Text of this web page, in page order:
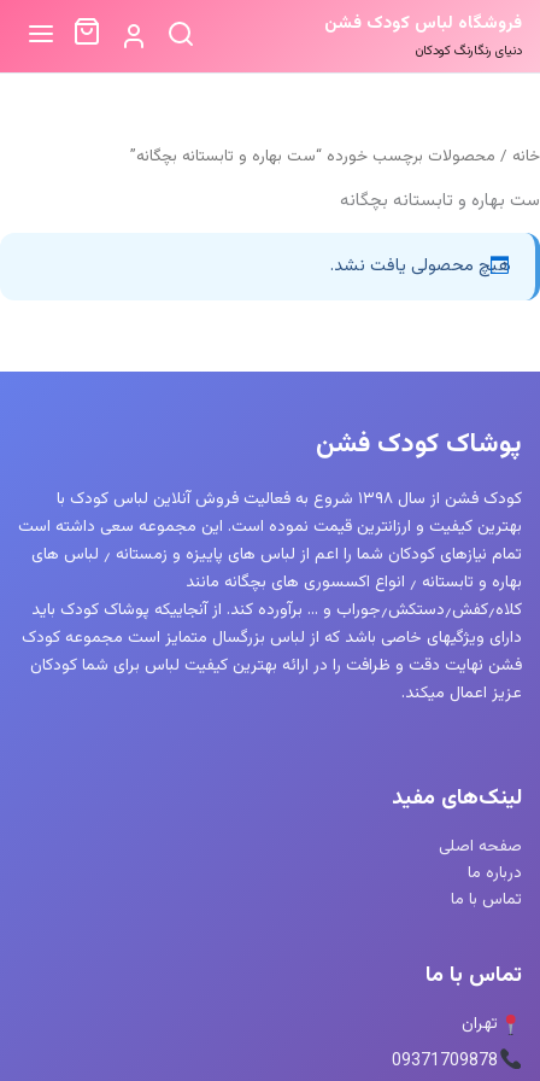
فروشگاه لباس کودک فشن
دنیای رنگارنگ کودکان
خانه / محصولات برچسب خورده “ست بهاره و تابستانه بچگانه”
ست بهاره و تابستانه بچگانه
هیچ محصولی یافت نشد.
پوشاک کودک فشن
کودک فشن از سال ۱۳۹۸ شروع به فعالیت فروش آنلاین لباس کودک با
بهترین کیفیت و ارزانترین قیمت نموده است. این مجموعه سعی داشته است
تمام نیازهای کودکان شما را اعم از لباس های پاییزه و زمستانه ٫ لباس های
بهاره و تابستانه ٫ انواع اکسسوری های بچگانه مانند
کلاه٫کفش٫دستکش٫جوراب و … برآورده کند. از آنجاییکه پوشاک کودک باید
دارای ویژگیهای خاصی باشد که از لباس بزرگسال متمایز است مجموعه کودک
فشن نهایت دقت و ظرافت را در ارائه بهترین کیفیت لباس برای شما کودکان
عزیز اعمال میکند.
لینک‌های مفید
صفحه اصلی
درباره ما
تماس با ما
تماس با ما
تهران
09371709878